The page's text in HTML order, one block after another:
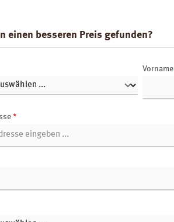
einen besseren Preis gefunden?
Vorname
*